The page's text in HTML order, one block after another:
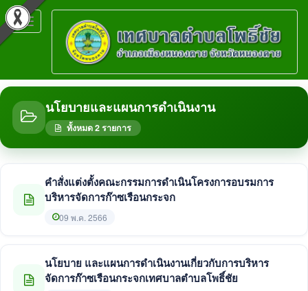
Toggle
navigation
นโยบายและแผนการดำเนินงาน
ทั้งหมด 2 รายการ
คำสั่งแต่งตั้งคณะกรรมการดำเนินโครงการอบรมการ
บริหารจัดการก๊าซเรือนกระจก
09 พ.ค. 2566
นโยบาย และแผนการดำเนินงานเกี่ยวกับการบริหาร
จัดการก๊าซเรือนกระจกเทศบาลตำบลโพธิ์ชัย